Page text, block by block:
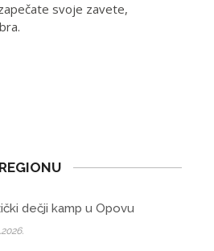
svoje zavete,
dečji kamp u Opovu